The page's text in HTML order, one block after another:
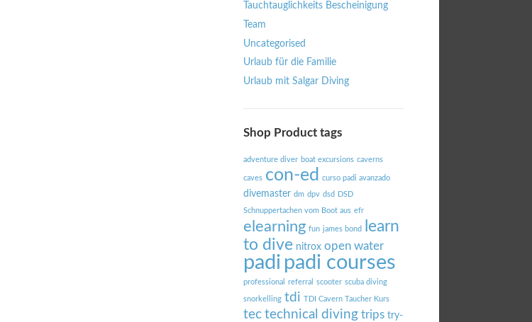
Tauchtauglichkeits Bescheinigung
Team
Uncategorised
Urlaub für die Familie
Urlaub mit Salgar Diving
Shop Product tags
adventure diver boat excursions caverns
caves con-ed curso padi avanzado
divemaster dm dpv dsd DSD
Schnuppertachen vom Boot aus efr
elearning fun james bond
learn
to dive nitrox open water
padi padi courses
professional referral scooter scuba diving
snorkelling tdi TDI Cavern Taucher Kurs
tec technical diving trips try-